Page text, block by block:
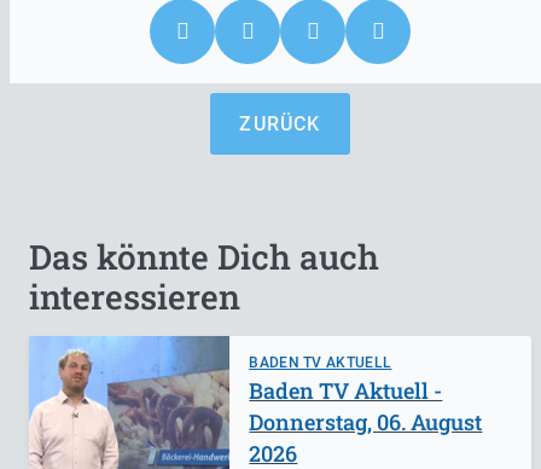
ZURÜCK
Das könnte Dich auch
interessieren
BADEN TV AKTUELL
Baden TV Aktuell -
Donnerstag, 06. August
2026